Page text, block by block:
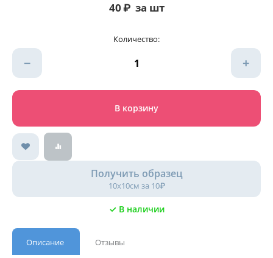
40₽ за шт
Количество:
+
−
В корзину
Получить образец
10х10см за 10₽
✓ В наличии
Описание
Отзывы